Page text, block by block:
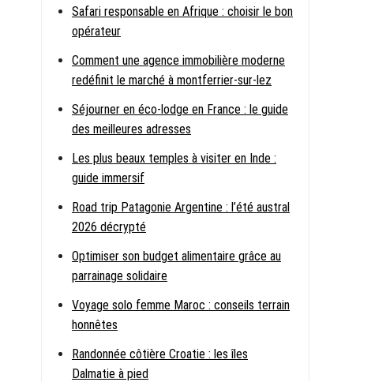
Safari responsable en Afrique : choisir le bon
opérateur
Comment une agence immobilière moderne
redéfinit le marché à montferrier-sur-lez
Séjourner en éco-lodge en France : le guide
des meilleures adresses
Les plus beaux temples à visiter en Inde :
guide immersif
Road trip Patagonie Argentine : l’été austral
2026 décrypté
Optimiser son budget alimentaire grâce au
parrainage solidaire
Voyage solo femme Maroc : conseils terrain
honnêtes
Randonnée côtière Croatie : les îles
Dalmatie à pied